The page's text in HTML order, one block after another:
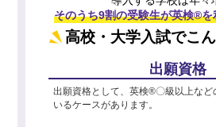
そのうち9割の受験生が英検®
高校・大学入試でこ
出願資格
出願資格として、英検®〇級以上など
いるケースがあります。